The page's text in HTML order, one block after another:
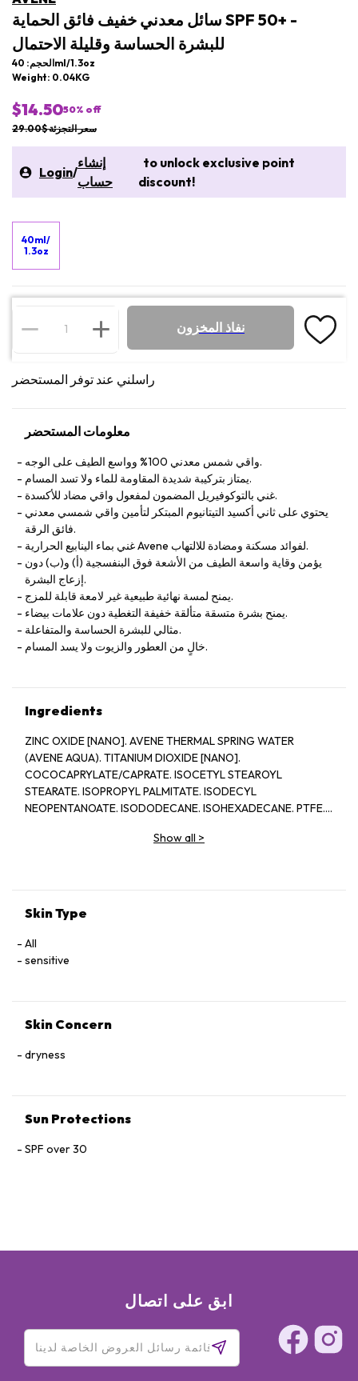
سائل معدني خفيف فائق الحماية SPF 50+ -
للبشرة الحساسة وقليلة الاحتمال
الحجم: 40ml/1.3oz
Weight: 0.04KG
$14.5050% off
سعر التجزئة $29.00
Login/
إنشاء
حساب
to unlock exclusive point
discount!
40ml/
1.3oz
نفاذ المخزون
راسلني عند توفر المستحضر
معلومات المستحضر
واقي شمس معدني 100% وواسع الطيف على الوجه.
يمتاز بتركيبة شديدة المقاومة للماء ولا تسد المسام.
غني بالتوكوفيريل المضمون لمفعول واقي مضاد للأكسدة.
يحتوي على ثاني أكسيد التيتانيوم المبتكر لتأمين واقي شمسي معدني
فائق الرقة.
غني بماء الينابيع الحرارية Avene لفوائد مسكنة ومضادة للالتهاب.
يؤمن وقاية واسعة الطيف من الأشعة فوق البنفسجية (أ) و(ب) دون
إزعاج البشرة.
يمنح لمسة نهائية طبيعية غير لامعة قابلة للمزج.
يمنح بشرة متسقة متألقة خفيفة التغطية دون علامات بيضاء.
مثالي للبشرة الحساسة والمتفاعلة.
خالٍ من العطور والزيوت ولا يسد المسام.
Ingredients
ZINC OXIDE [NANO]. AVENE THERMAL SPRING WATER
(AVENE AQUA). TITANIUM DIOXIDE [NANO].
COCOCAPRYLATE/CAPRATE. ISOCETYL STEAROYL
STEARATE. ISOPROPYL PALMITATE. ISODECYL
NEOPENTANOATE. ISODODECANE. ISOHEXADECANE. PTFE.
DIPOLYHYDROXYSTEARATE. IRON OXIDES (CI 77492)
TRIGLYCERIDE. DISODIUM EDTA. DISTEARDIMONIUM
HELIANTHUS ANNUUS (SUNFLOWER) SEED OIL (HELIANTHUS
ANNUUS SEED OIL). PENTAERYTHRITYL TETRA-DI-BUTYL.
TRIETHOXYCAPRYLYLSILANE. WATER (AQUA)
Show all >
Skin Type
All
sensitive
Skin Concern
dryness
Sun Protections
SPF over 30
ابق على اتصال